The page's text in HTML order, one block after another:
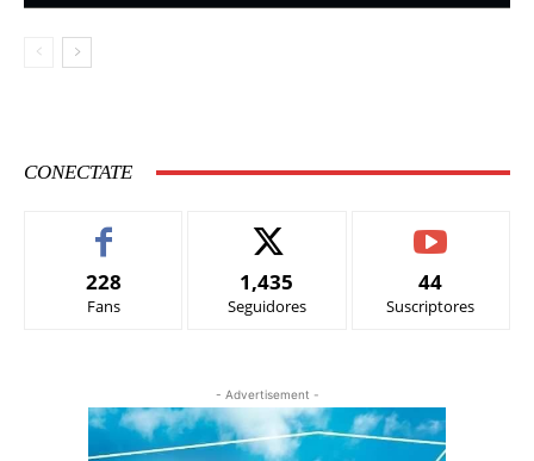
CONECTATE
228
Fans
1,435
Seguidores
44
Suscriptores
- Advertisement -